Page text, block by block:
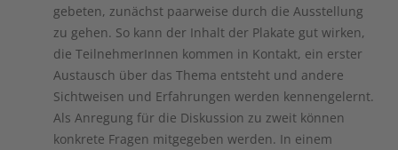
gebeten, zunächst paarweise durch die Ausstellung
zu gehen. So kann der Inhalt der Plakate gut wirken,
die TeilnehmerInnen kommen in Kontakt, ein erster
Austausch über das Thema entsteht und andere
Sichtweisen und Erfahrungen werden kennengelernt.
Als Anregung für die Diskussion zu zweit können
konkrete Fragen mitgegeben werden. In einem